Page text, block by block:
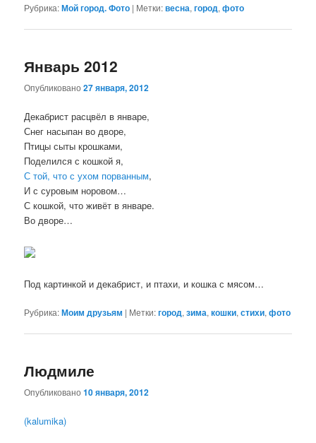
Рубрика:Мой город. Фото | Метки:весна,город,фото
Январь 2012
Опубликовано27 января, 2012
Декабрист расцвёл в январе,
Снег насыпан во дворе,
Птицы сыты крошками,
Поделился с кошкой я,
С той, что с ухом порванным,
И с суровым норовом…
С кошкой, что живёт в январе.
Во дворе…
Под картинкой и декабрист, и птахи, и кошка с мясом…
Рубрика:Моим друзьям | Метки:город,зима,кошки,стихи,фото
Людмиле
Опубликовано10 января, 2012
(kalumika)